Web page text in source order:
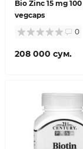
Bio Zinc 15 mg 100
vegcaps
0
208 000 сум.